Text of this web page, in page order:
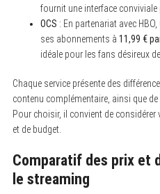
fournit une interface conviviale
OCS : En partenariat avec
ses abonnements à 11,99 €
idéale pour les fans désireux
Chaque service présente des
contenu complémentaire, ainsi que
Pour choisir, il convient de
et de budget.
Comparatif des prix et
le streaming